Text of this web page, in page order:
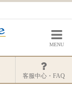
MENU
客服中心・FAQ